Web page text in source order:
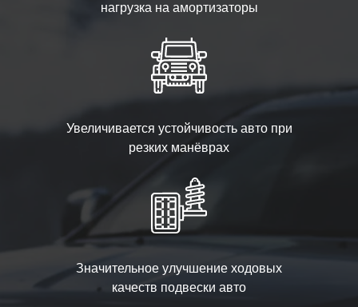
нагрузка на амортизаторы
Увеличивается устойчивость авто при
резких манёврах
Значительное улучшение ходовых
качеств подвески авто